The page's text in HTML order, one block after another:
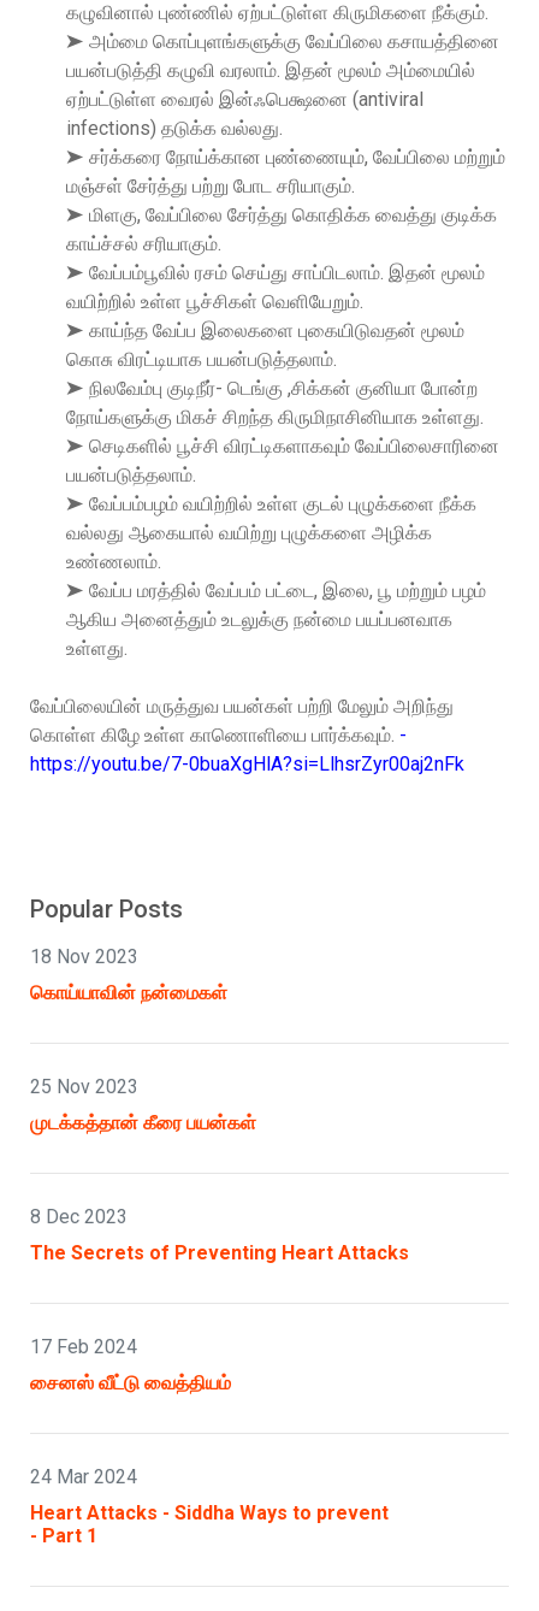
கழுவினால் புண்ணில் ஏற்பட்டுள்ள கிருமிகளை நீக்கும்.
➤ அம்மை கொப்புளங்களுக்கு வேப்பிலை கசாயத்தினை
பயன்படுத்தி கழுவி வரலாம். இதன் மூலம் அம்மையில்
ஏற்பட்டுள்ள வைரல் இன்ஃபெக்ஷனை (antiviral
infections) தடுக்க வல்லது.
➤ சர்க்கரை நோய்க்கான புண்ணையும், வேப்பிலை மற்றும்
மஞ்சள் சேர்த்து பற்று போட சரியாகும்.
➤ மிளகு, வேப்பிலை சேர்த்து கொதிக்க வைத்து குடிக்க
காய்ச்சல் சரியாகும்.
➤ வேப்பம்பூவில் ரசம் செய்து சாப்பிடலாம். இதன் மூலம்
வயிற்றில் உள்ள பூச்சிகள் வெளியேறும்.
➤ காய்ந்த வேப்ப இலைகளை புகையிடுவதன் மூலம்
கொசு விரட்டியாக பயன்படுத்தலாம்.
➤ நிலவேம்பு குடிநீர்- டெங்கு ,சிக்கன் குனியா போன்ற
நோய்களுக்கு மிகச் சிறந்த கிருமிநாசினியாக உள்ளது.
➤ செடிகளில் பூச்சி விரட்டிகளாகவும் வேப்பிலைசாரினை
பயன்படுத்தலாம்.
➤ வேப்பம்பழம் வயிற்றில் உள்ள குடல் புழுக்களை நீக்க
வல்லது ஆகையால் வயிற்று புழுக்களை அழிக்க
உண்ணலாம்.
➤ வேப்ப மரத்தில் வேப்பம் பட்டை, இலை, பூ மற்றும் பழம்
ஆகிய அனைத்தும் உடலுக்கு நன்மை பயப்பனவாக
உள்ளது.
வேப்பிலையின் மருத்துவ பயன்கள் பற்றி மேலும் அறிந்து
கொள்ள கிழே உள்ள காணொளியை பார்க்கவும். -
https://youtu.be/7-0buaXgHlA?si=LlhsrZyr00aj2nFk
Popular Posts
18 Nov 2023
கொய்யாவின் நன்மைகள்
25 Nov 2023
முடக்கத்தான் கீரை பயன்கள்
8 Dec 2023
The Secrets of Preventing Heart Attacks
17 Feb 2024
சைனஸ் வீட்டு வைத்தியம்
24 Mar 2024
Heart Attacks - Siddha Ways to prevent
- Part 1